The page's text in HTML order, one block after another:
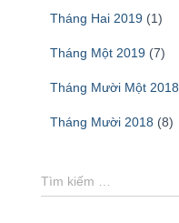
Tháng Hai 2019 (1)
Tháng Một 2019 (7)
Tháng Mười Một 2018
Tháng Mười 2018 (8)
T
ì
Tìm kiếm …